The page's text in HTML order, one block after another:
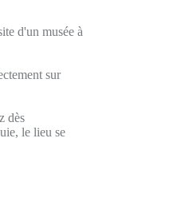
d'un musée à
sur
dès
le lieu se